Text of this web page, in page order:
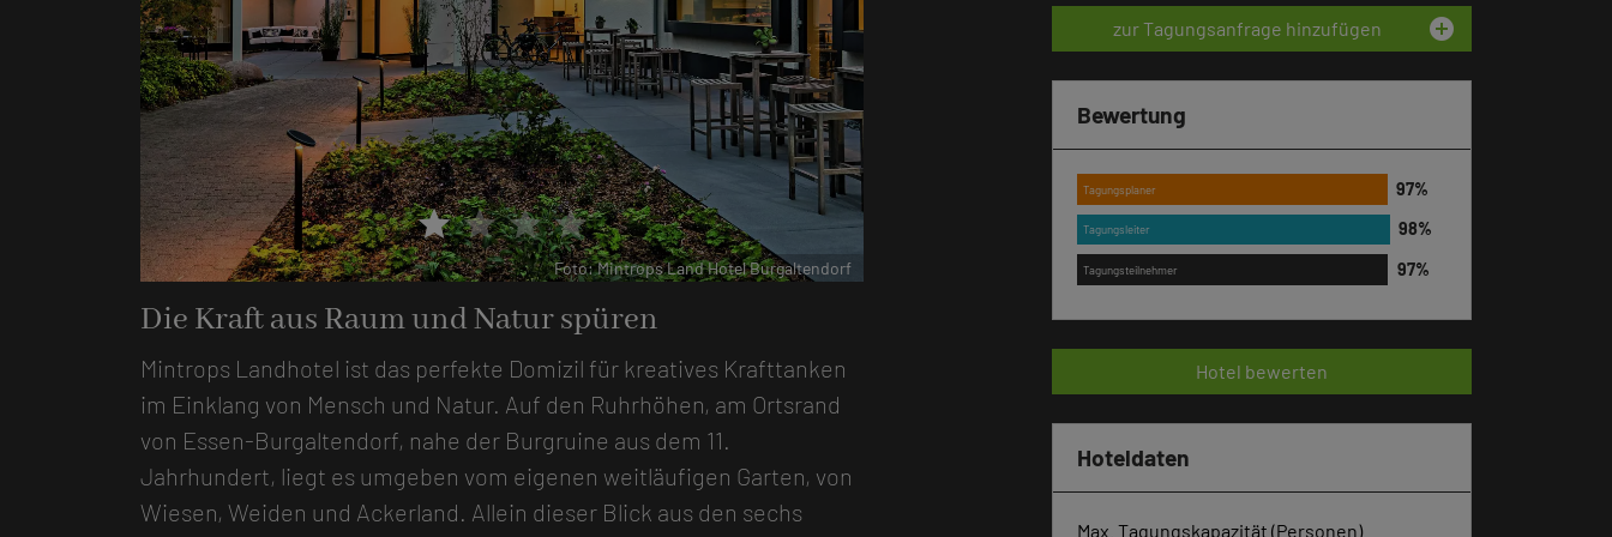
starstarstarstar
Foto: Mintrops Land Hotel Burgaltendorf
Die Kraft aus Raum und Natur spüren
Mintrops Landhotel ist das perfekte Domizil für kreatives Krafttanken
im Einklang von Mensch und Natur. Auf den Ruhrhöhen, am Ortsrand
von Essen-Burgaltendorf, nahe der Burgruine aus dem 11.
Jahrhundert, liegt es umgeben vom eigenen weitläufigen Garten, von
Wiesen, Weiden und Ackerland. Allein dieser Blick aus den sechs
zur Tagungsanfrage hinzufügen add_circle
Bewertung
Tagungsplaner
Tagungsleiter
Tagungsteilnehmer
Hotel bewerten
Hoteldaten
Max. Tagungskapazität (Personen)